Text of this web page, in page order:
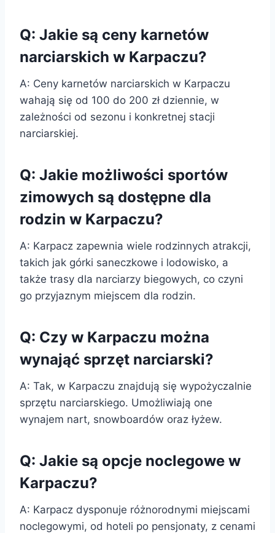
Q: Jakie są ceny karnetów
narciarskich w Karpaczu?
A: Ceny karnetów narciarskich w Karpaczu
wahają się od 100 do 200 zł dziennie, w
zależności od sezonu i konkretnej stacji
narciarskiej.
Q: Jakie możliwości sportów
zimowych są dostępne dla
rodzin w Karpaczu?
A: Karpacz zapewnia wiele rodzinnych atrakcji,
takich jak górki saneczkowe i lodowisko, a
także trasy dla narciarzy biegowych, co czyni
go przyjaznym miejscem dla rodzin.
Q: Czy w Karpaczu można
wynająć sprzęt narciarski?
A: Tak, w Karpaczu znajdują się wypożyczalnie
sprzętu narciarskiego. Umożliwiają one
wynajem nart, snowboardów oraz łyżew.
Q: Jakie są opcje noclegowe w
Karpaczu?
A: Karpacz dysponuje różnorodnymi miejscami
noclegowymi, od hoteli po pensjonaty, z cenami